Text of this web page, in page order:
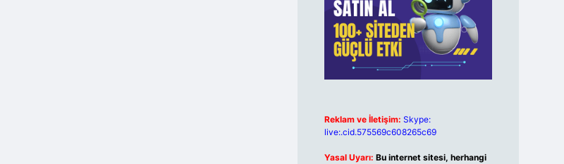
Reklam ve İletişim: Skype:
live:.cid.575569c608265c69
Yasal Uyarı: Bu internet sitesi, herhangi